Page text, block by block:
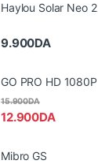
Haylou Solar Neo 2
9.900DA
GO PRO HD 1080P
12.900DA
15.900DA
Mibro GS